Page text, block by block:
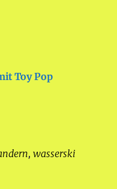
Toy Pop
, wasserski